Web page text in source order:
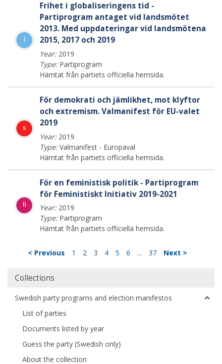
Frihet i globaliseringens tid -
Partiprogram antaget vid landsmötet
2013. Med uppdateringar vid landsmötena
2015, 2017 och 2019
Year:2019
Type:Partiprogram
Hämtat från partiets officiella hemsida.
s
För demokrati och jämlikhet, mot klyftor
och extremism. Valmanifest för EU-valet
2019
Year:2019
Type:Valmanifest - Europaval
Hämtat från partiets officiella hemsida.
fi
För en feministisk politik - Partiprogram
för Feministiskt Initiativ 2019-2021
Year:2019
Type:Partiprogram
Hämtat från partiets officiella hemsida.
< Previous 1 2 3 4 5 6 ... 37 Next >
Collections
Swedish party programs and election manifestos
List of parties
Documents listed by year
Guess the party (Swedish only)
About the collection